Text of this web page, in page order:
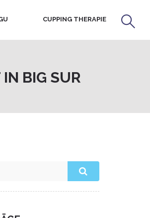
CUPPING THERAPIE
BIG SUR